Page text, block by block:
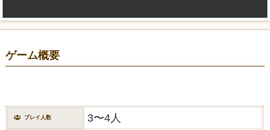
ゲーム概要
プレイ人数 3〜4人